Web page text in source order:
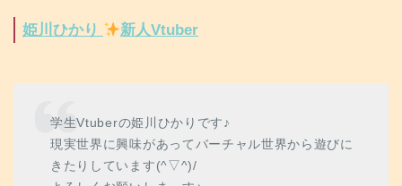
姫川ひかり 新人Vtuber
学生Vtuberの姫川ひかりです♪
現実世界に興味があってバーチャル世界から遊びに
きたりしています(^▽^)/